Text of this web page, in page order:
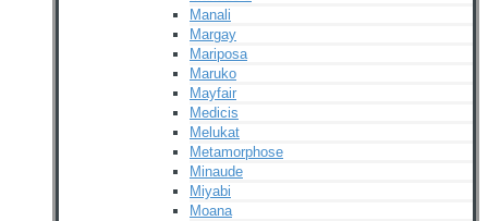
Manali
Margay
Mariposa
Maruko
Mayfair
Medicis
Melukat
Metamorphose
Minaude
Miyabi
Moana